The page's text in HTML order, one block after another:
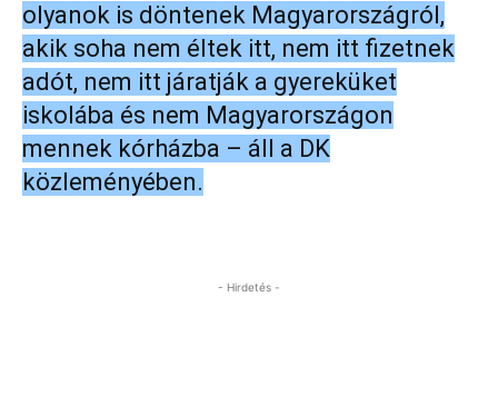
olyanok is döntenek Magyarországról,
akik soha nem éltek itt, nem itt fizetnek
adót, nem itt járatják a gyereküket
iskolába és nem Magyarországon
mennek kórházba – áll a DK
közleményében.
- Hirdetés -